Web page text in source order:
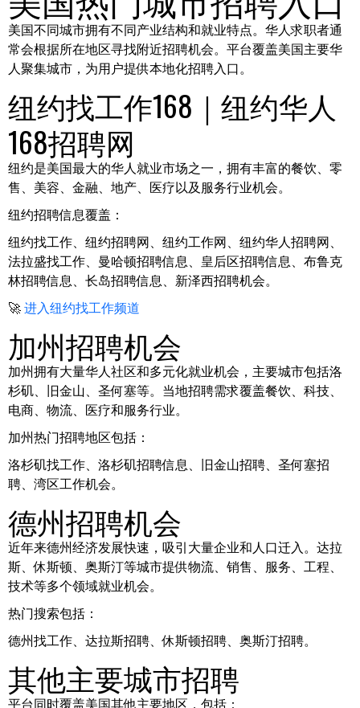
美国不同城市拥有不同产业结构和就业特点。华人求职者通
常会根据所在地区寻找附近招聘机会。平台覆盖美国主要华
人聚集城市，为用户提供本地化招聘入口。
纽约找工作168｜纽约华人
168招聘网
纽约是美国最大的华人就业市场之一，拥有丰富的餐饮、零
售、美容、金融、地产、医疗以及服务行业机会。
纽约招聘信息覆盖：
纽约找工作、纽约招聘网、纽约工作网、纽约华人招聘网、
法拉盛找工作、曼哈顿招聘信息、皇后区招聘信息、布鲁克
林招聘信息、长岛招聘信息、新泽西招聘机会。
🚀 进入纽约找工作频道
加州招聘机会
加州拥有大量华人社区和多元化就业机会，主要城市包括洛
杉矶、旧金山、圣何塞等。当地招聘需求覆盖餐饮、科技、
电商、物流、医疗和服务行业。
加州热门招聘地区包括：
洛杉矶找工作、洛杉矶招聘信息、旧金山招聘、圣何塞招
聘、湾区工作机会。
德州招聘机会
近年来德州经济发展快速，吸引大量企业和人口迁入。达拉
斯、休斯顿、奥斯汀等城市提供物流、销售、服务、工程、
技术等多个领域就业机会。
热门搜索包括：
德州找工作、达拉斯招聘、休斯顿招聘、奥斯汀招聘。
其他主要城市招聘
平台同时覆盖美国其他主要地区，包括：